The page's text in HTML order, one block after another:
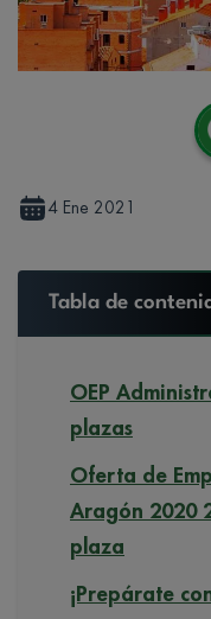
4 Ene 2021
Tabla de
OEP
plazas
Oferta de
Aragón 2020
plaza
¡Prepárate